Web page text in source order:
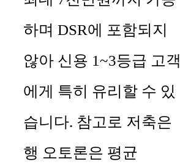
하며 DSR에 포함되지
않아 신용 1~3등급 고객
에게 특히 유리할 수 있
습니다. 참고로 저축은
행 오토론은 평균